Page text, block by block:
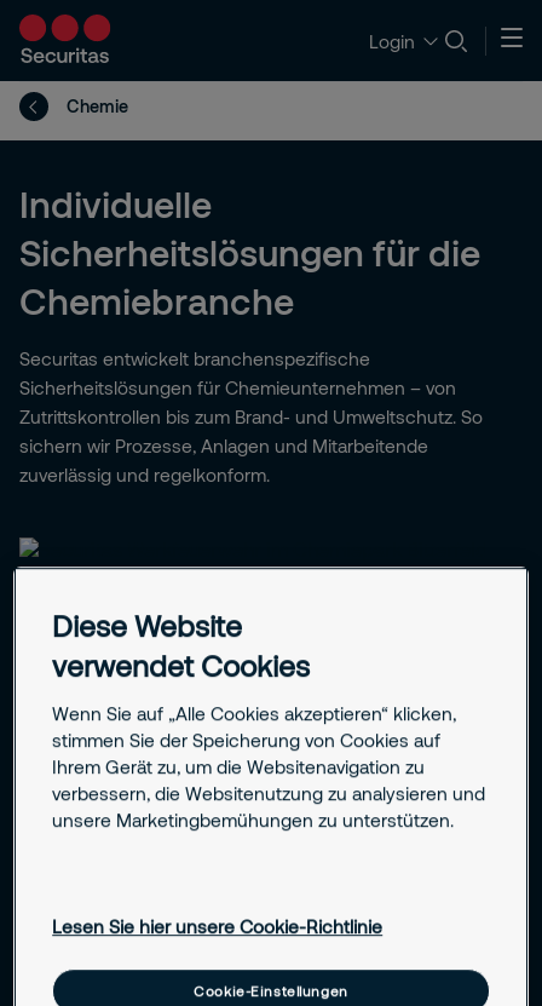
Login
Chemie
Individuelle
Sicherheitslösungen für die
Chemiebranche
Securitas entwickelt branchenspezifische
Sicherheitslösungen für Chemieunternehmen – von
Zutrittskontrollen bis zum Brand- und Umweltschutz. So
sichern wir Prozesse, Anlagen und Mitarbeitende
zuverlässig und regelkonform.
Ihre Herausforderungen in der Branche
Sicherheitsrisiken in der
Chemiebranche erkennen und
beherrschen
Anforderungen genügen – sowohl im laufenden Betrieb als
auch im Notfall. Gleichzeitig sind Produktionsanlagen oft
großflächig, schwer überschaubar und potenziell Ziel für
Diese Website
verwendet Cookies
Wenn Sie auf „Alle Cookies akzeptieren“ klicken,
stimmen Sie der Speicherung von Cookies auf
Ihrem Gerät zu, um die Websitenavigation zu
verbessern, die Websitenutzung zu analysieren und
unsere Marketingbemühungen zu unterstützen.
Lesen Sie hier unsere Cookie-Richtlinie
Cookie-Einstellungen